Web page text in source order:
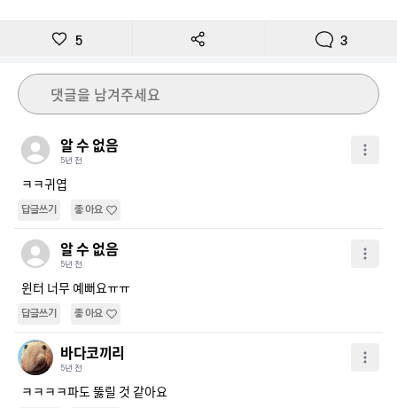
5 3
댓글을 남겨주세요
알 수 없음
5년 전
ㅋㅋ귀엽
답글쓰기 좋아요
알 수 없음
5년 전
윈터 너무 예뻐요ㅠㅠ
답글쓰기 좋아요
바다코끼리
5년 전
ㅋㅋㅋㅋ파도 뚫릴 것 같아요